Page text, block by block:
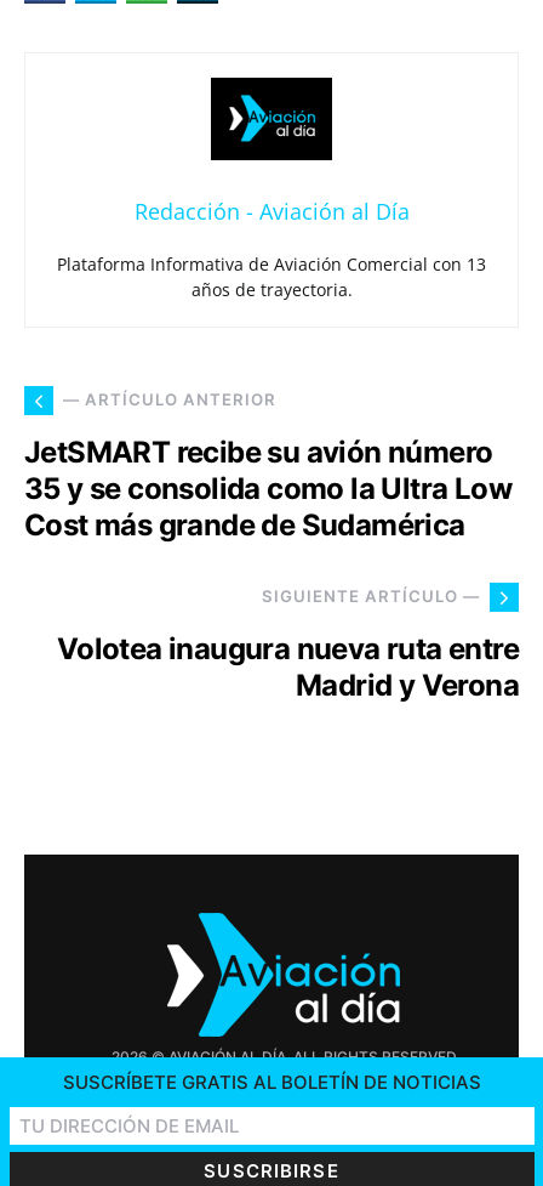
Redacción - Aviación al Día
Plataforma Informativa de Aviación Comercial con 13
años de trayectoria.
— ARTÍCULO ANTERIOR
JetSMART recibe su avión número
35 y se consolida como la Ultra Low
Cost más grande de Sudamérica
SIGUIENTE ARTÍCULO —
Volotea inaugura nueva ruta entre
Madrid y Verona
2026 © AVIACIÓN AL DÍA. ALL RIGHTS RESERVED
OFERTAS DE TRABAJO
SUSCRÍBETE GRATIS AL BOLETÍN DE NOTICIAS